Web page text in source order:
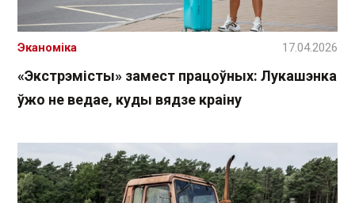
«Экстрэмісты» замест працоўных: Лукашэнка
ўжо не ведае, куды вядзе краіну
Эканоміка 17.04.2026